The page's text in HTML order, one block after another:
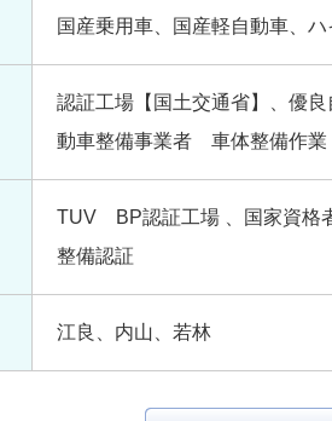
国産乗用車、国産軽自動車、
認証工場【国土交通省】、優
動車整備事業者 車体整備作業
TUV BP認証工場 、国家資格
整備認証
江良、内山、若林